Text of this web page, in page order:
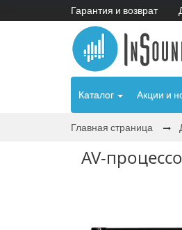
Гарантия и возврат
Каталог Акции и
Главная страница
AV-